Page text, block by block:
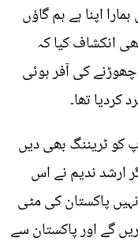
اپنا ہے ہم گاؤں
انکشاف کیا کہ
کی آفر ہوئی
تھا۔
کو ٹریننگ بھی دیں
ارشد ندیم نے اس
پاکستان کی مٹی
گے اور پاکستان سے